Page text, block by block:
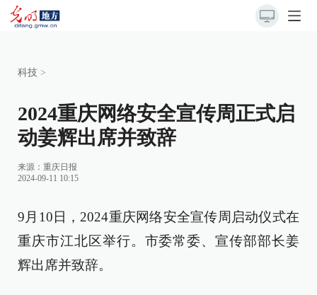
科技 >
2024重庆网络安全宣传周正式启
动姜辉出席并致辞
来源： 重庆日报
2024-09-11 10:15
9月10日，2024重庆网络安全宣传周启动仪式在
重庆市江北区举行。市委常委、宣传部部长姜
辉出席并致辞。